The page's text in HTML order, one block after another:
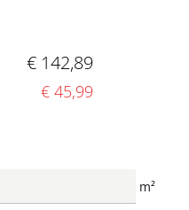
€ 142,89
€ 45,99
m²